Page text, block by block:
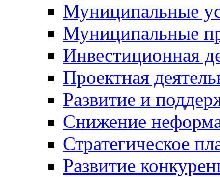
Муниципальные
Муниципальные
Инвестиционная
Проектная
Развитие и
Снижение
Стратегическое
Развитие